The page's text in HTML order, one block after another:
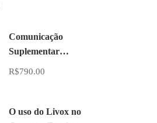
Comunicação
Suplementar
Alternativa na Prática
R$790.00
O uso do Livox no